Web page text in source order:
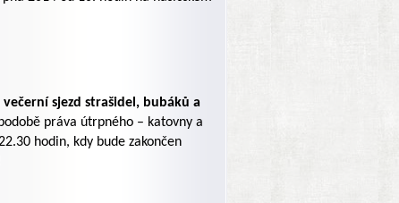
sjezd strašidel, bubáků a
práva útrpného – katovny a
hodin, kdy bude zakončen